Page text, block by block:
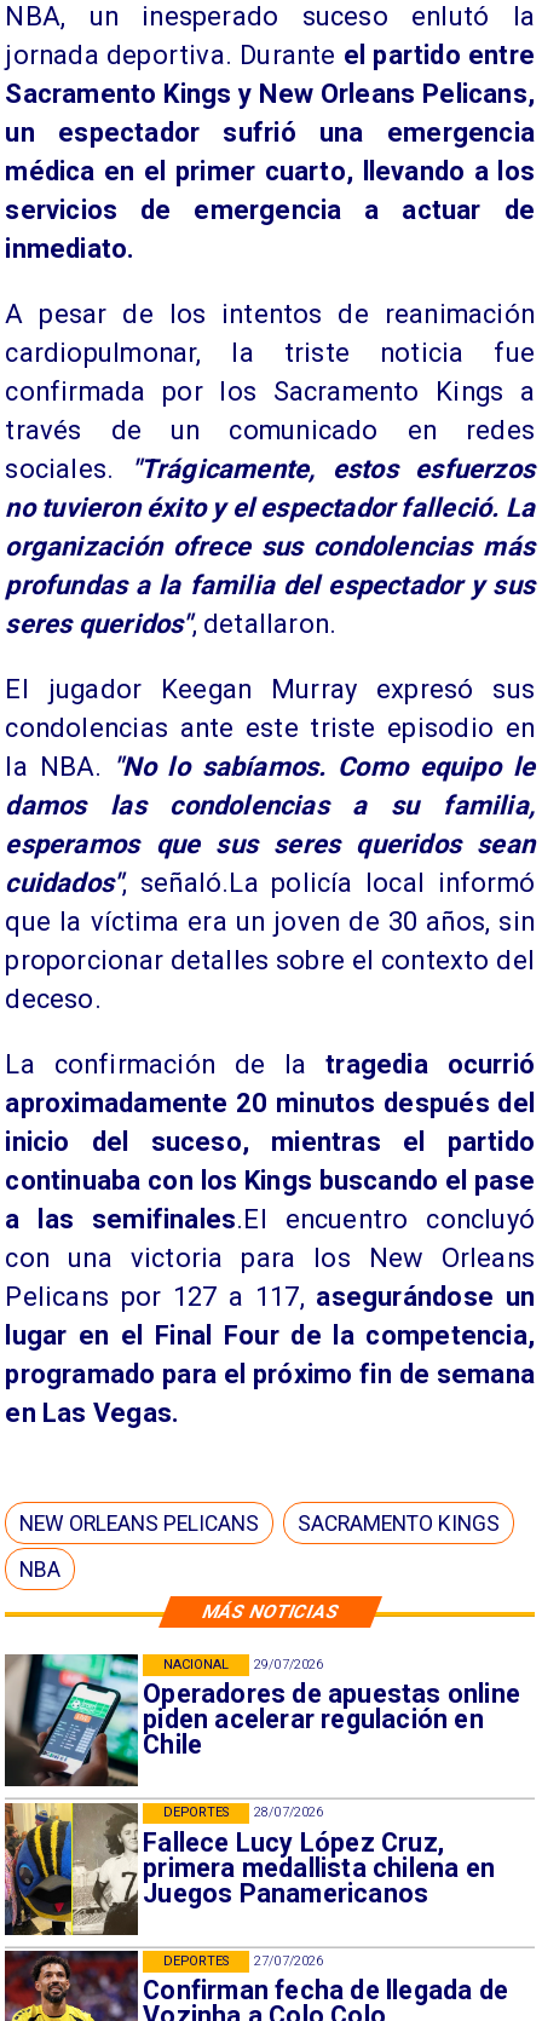
MÁS NOTICIAS
29/07/2026
Operadores de apuestas online
piden acelerar regulación en
Chile
NACIONAL
28/07/2026
Fallece Lucy López Cruz,
primera medallista chilena en
Juegos Panamericanos
DEPORTES
27/07/2026
Confirman fecha de llegada de
DEPORTES
NBA, un inesperado suceso enlutó la
jornada deportiva. Durante el partido entre
Sacramento Kings y New Orleans Pelicans,
un espectador sufrió una emergencia
médica en el primer cuarto, llevando a los
servicios de emergencia a actuar de
inmediato.
A pesar de los intentos de reanimación
cardiopulmonar, la triste noticia fue
confirmada por los Sacramento Kings a
través de un comunicado en redes
sociales.
"Trágicamente, estos esfuerzos
no tuvieron éxito y el espectador falleció. La
organización ofrece sus condolencias más
profundas a la familia del espectador y sus
seres queridos", detallaron.
El jugador Keegan Murray expresó sus
condolencias ante este triste episodio en
la NBA. "No lo sabíamos. Como equipo le
damos las condolencias a su familia,
esperamos que sus seres queridos sean
cuidados", señaló.La policía local informó
que la víctima era un joven de 30 años, sin
proporcionar detalles sobre el contexto del
deceso.
La confirmación de latragedia ocurrió
aproximadamente 20 minutos después del
inicio del suceso, mientras el partido
continuaba con los Kings buscando el pase
a las semifinales.El encuentro concluyó
con una victoria para los New Orleans
Pelicans por 127 a 117, asegurándose un
lugar en el Final Four de la competencia,
programado para el próximo fin de semana
en Las Vegas.
NEW ORLEANS PELICANS
SACRAMENTO KINGS
NBA